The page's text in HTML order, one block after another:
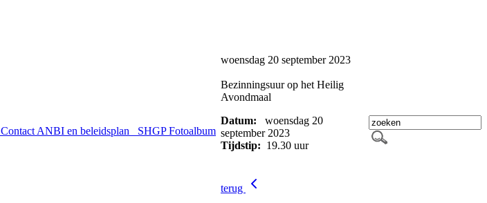
Contact ANBI en beleidsplan SHGPFotoalbum
woensdag 20 september 2023
Bezinningsuur op het Heilig
Avondmaal
Datum:
woensdag 20
september 2023
Tijdstip: 19.30 uur
terug